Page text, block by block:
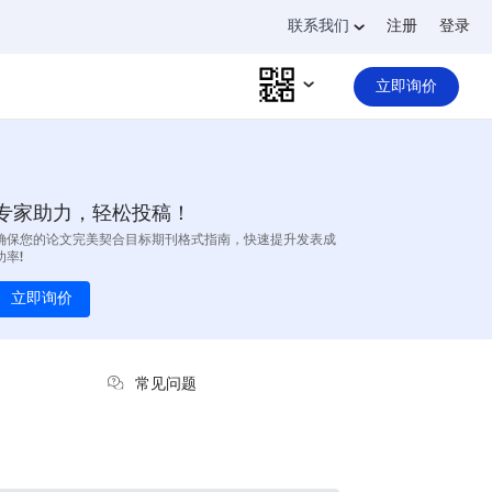
联系我们 注册 登录
立即询价
家助力，轻松投稿！
保您的论文完美契合目标期刊格式指南，快速提升发表成
率!
立即询价
常见问题